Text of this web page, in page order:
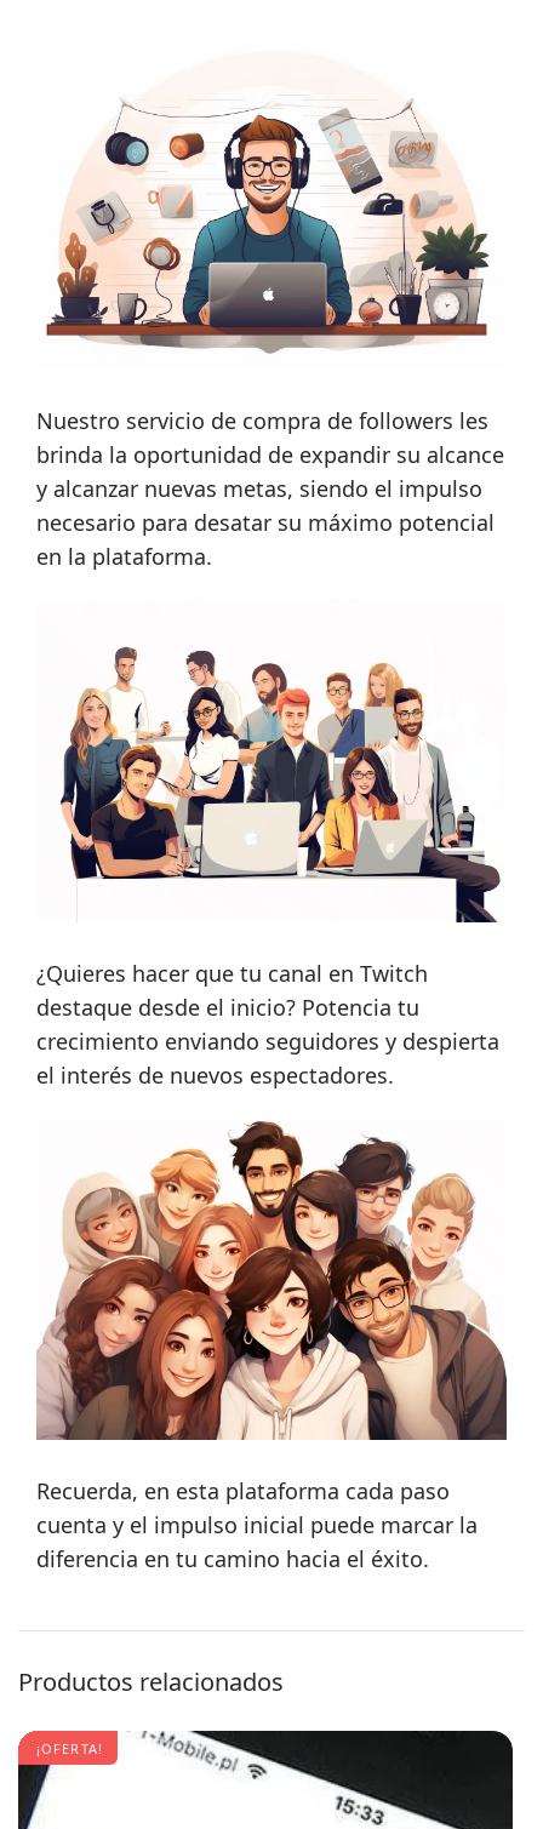
Nuestro servicio de compra de followers les
brinda la oportunidad de expandir su alcance
y alcanzar nuevas metas, siendo el impulso
necesario para desatar su máximo potencial
en la plataforma.
¿Quieres hacer que tu canal en Twitch
destaque desde el inicio? Potencia tu
crecimiento enviando seguidores y despierta
el interés de nuevos espectadores.
Recuerda, en esta plataforma cada paso
cuenta y el impulso inicial puede marcar la
diferencia en tu camino hacia el éxito.
Productos relacionados
¡OFERTA!